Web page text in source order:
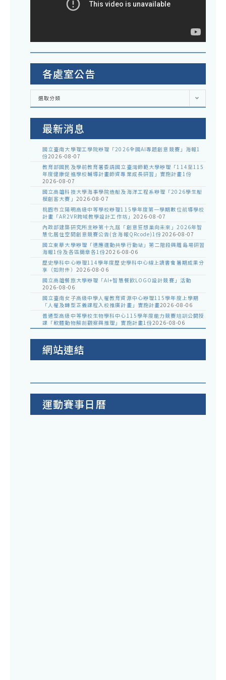
各處室公告
各
室
選取分類
最新消息
國立臺南大學理工學院辦理「2026全國AI專題創意競賽」海報1
份2026-08-07
教育部國民及學前教育署委請國立臺灣師範大學辦理「114至115
年度健康促進學校輔導計畫師資專業成長研習」實施計畫1份
2026-08-07
國立高雄科技大學海事學院造船及海洋工程系辦理「2026學生船
模創客大賽」 2026-08-07
桃園市立陽明高級中等學校辦理115學年度第一學期數位前導學校
計畫「AR2VR跨域教學設計工作坊」 2026-08-07
內政部建築研究所主辦第十九屆「創意狂想巢向未來」2026年智
慧化居住空間創意競賽公告(含海報QRcode)1份2026-08-07
國立東華大學辦理「適應運動共學行動站」第二階段與離島場研習
海報1份及各區簡章各1份2026-08-06
歷史學科中心辦理114學年度歷史學科中心線上讀書會暑期成果分
享（如附件） 2026-08-06
國立高雄餐旅大學辦理「AI+智慧餐飲LOGO設計競賽」活動
2026-08-06
國立臺南女子高級中學人權教育資源中心辦理115學年度上學期
「人權及轉型正義課程入校推廣計畫」實施計畫2026-08-06
普通型高級中等學校生物學科中心115學年度能力競賽培訓公開授
課「軟體動物解剖觀察與推理」實施計畫1份2026-08-06
網站連結
運動賽事日曆